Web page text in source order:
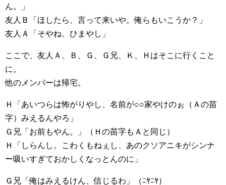
ん。」
友人Ｂ「ほしたら、言って来いや。俺らもいこうか？」
友人Ａ「そやね、ひまやし」
ここで、友人Ａ、Ｂ、Ｇ、Ｇ兄、Ｋ、Ｈはそこに行くこと
に。
他のメンバーは帰宅。
Ｈ「あいつらは怖がりやし、名前が○○家やけのぉ（Ａの苗
字）みえるんやろ」
Ｇ兄「お前もやん。」（Ｈの苗字もＡと同じ）
Ｈ「しらんし。こわくもねぇし、あのクソアニキがシンナ
ー吸いすぎておかしくなっとんのに」
Ｇ兄「俺はみえるけん、信じるわ」（ﾆﾔﾆﾔ）